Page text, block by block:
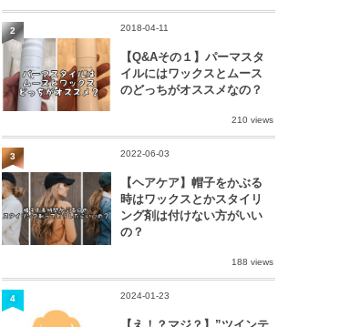
2018-04-11
【Q&Aその１】パーマスタ
イルにはワックスとムース
のどっちがオススメなの？
210 views
2
2022-06-03
【ヘアケア】帽子をかぶる
時はワックスとかスタイリ
ング剤は付けない方がいい
の？
188 views
3
2024-01-23
4